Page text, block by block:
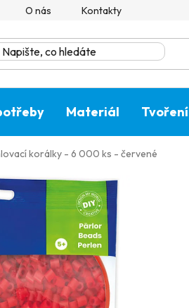
O nás Kontakty
Materiál Tvoření
korálky - 6 000 ks - červené